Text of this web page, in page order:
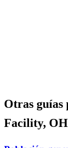
Otras
Facility, OH